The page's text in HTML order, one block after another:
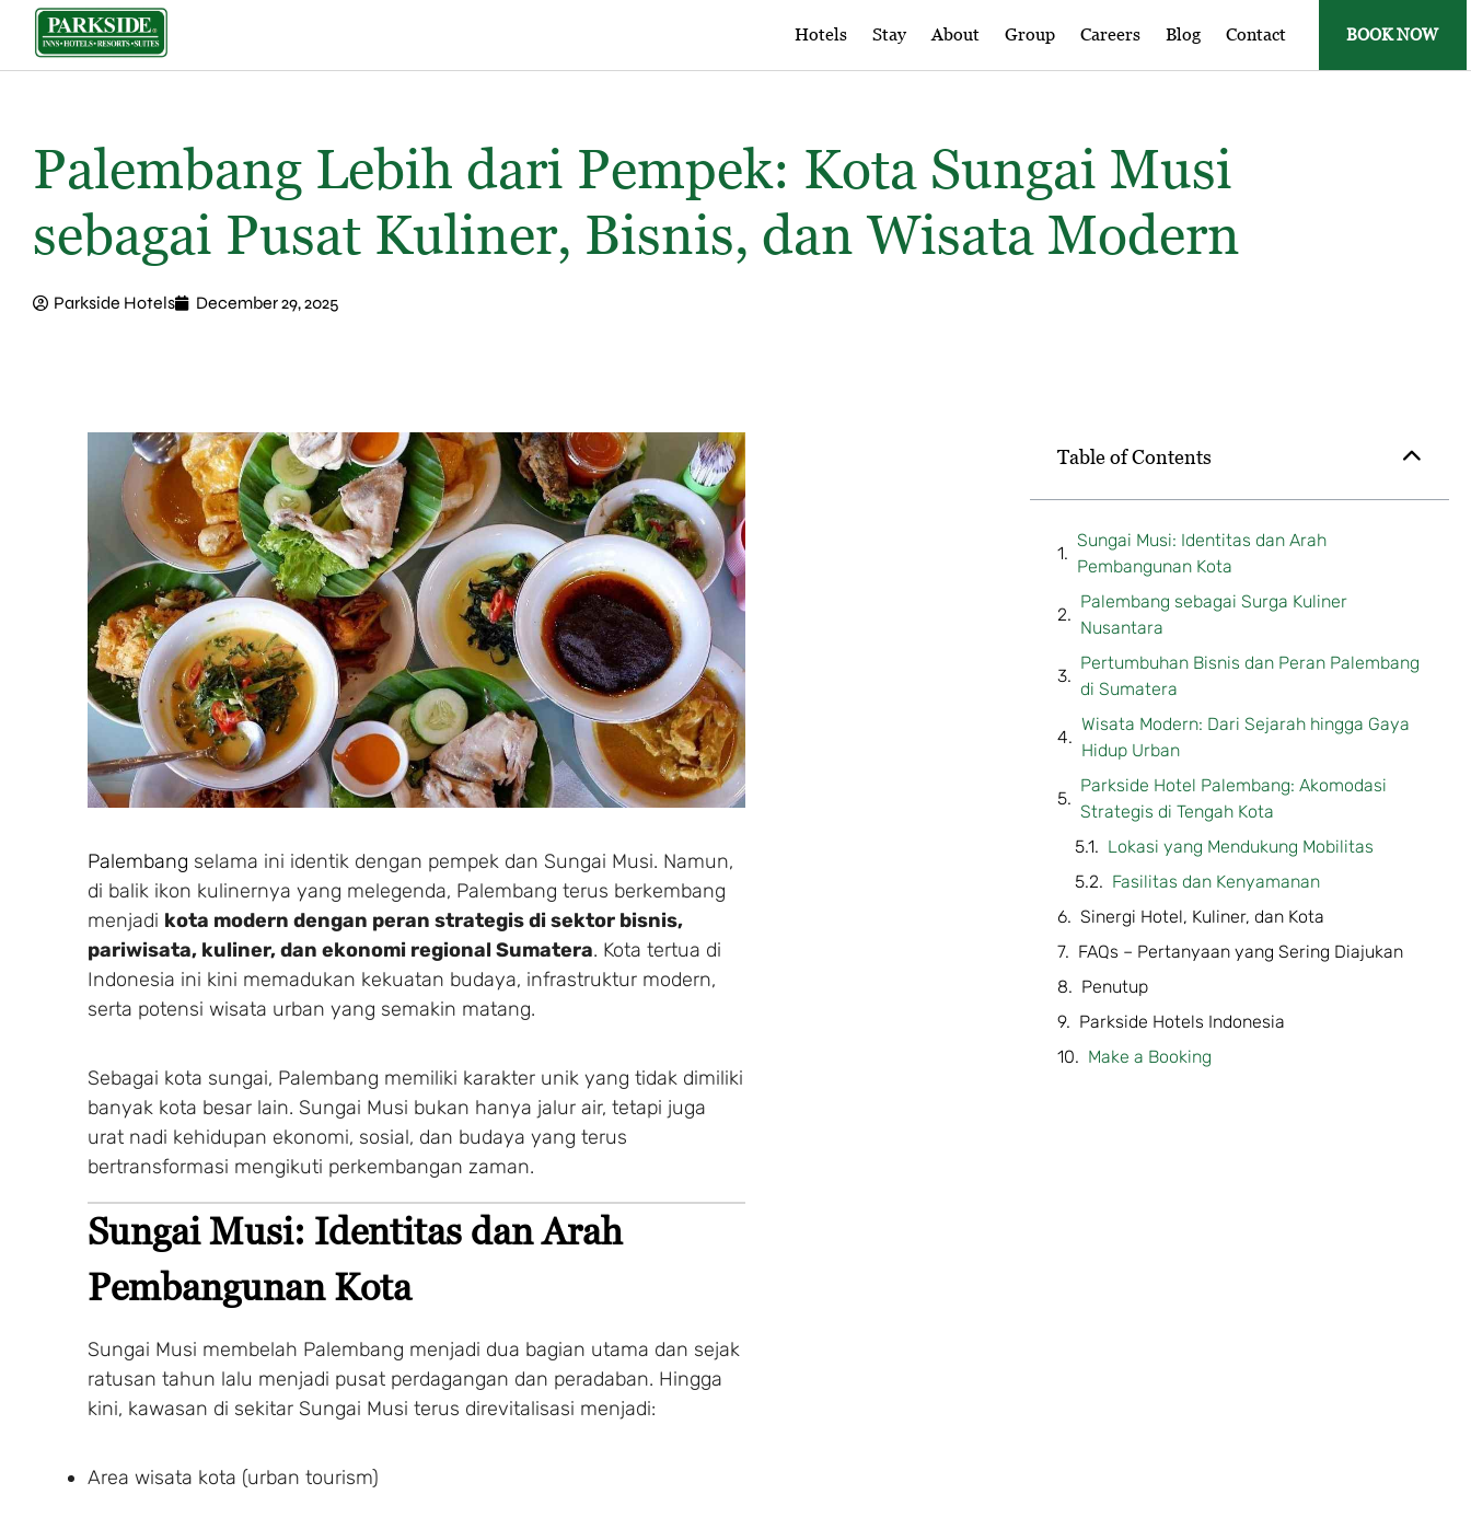
Hotels Stay About Group Careers Blog Contact BOOK NOW
Palembang Lebih dari Pempek: Kota Sungai Musi
sebagai Pusat Kuliner, Bisnis, dan Wisata Modern
Parkside Hotels December 29, 2025
Palembang selama ini identik dengan pempek dan Sungai Musi. Namun,
di balik ikon kulinernya yang melegenda, Palembang terus berkembang
menjadi kota modern dengan peran strategis di sektor bisnis,
pariwisata, kuliner, dan ekonomi regional Sumatera. Kota tertua di
Indonesia ini kini memadukan kekuatan budaya, infrastruktur modern,
serta potensi wisata urban yang semakin matang.
Sebagai kota sungai, Palembang memiliki karakter unik yang tidak dimiliki
banyak kota besar lain. Sungai Musi bukan hanya jalur air, tetapi juga
urat nadi kehidupan ekonomi, sosial, dan budaya yang terus
bertransformasi mengikuti perkembangan zaman.
Sungai Musi: Identitas dan Arah
Pembangunan Kota
Sungai Musi membelah Palembang menjadi dua bagian utama dan sejak
ratusan tahun lalu menjadi pusat perdagangan dan peradaban. Hingga
kini, kawasan di sekitar Sungai Musi terus direvitalisasi menjadi:
Area wisata kota (urban tourism)
Table of Contents
Sungai Musi: Identitas dan Arah
Pembangunan Kota
Palembang sebagai Surga Kuliner
Nusantara
Pertumbuhan Bisnis dan Peran Palembang
di Sumatera
Wisata Modern: Dari Sejarah hingga Gaya
Hidup Urban
Parkside Hotel Palembang: Akomodasi
Strategis di Tengah Kota
Lokasi yang Mendukung Mobilitas
Fasilitas dan Kenyamanan
Sinergi Hotel, Kuliner, dan Kota
FAQs – Pertanyaan yang Sering Diajukan
Penutup
Parkside Hotels Indonesia
Make a Booking